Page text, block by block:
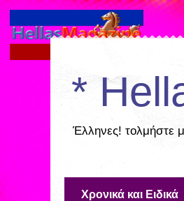
*
Έλληνες! τολμήστε
Χρονικά και Ειδικά